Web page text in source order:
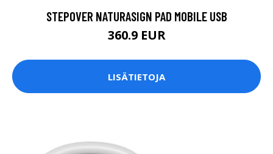
STEPOVER NATURASIGN PAD MOBILE USB
360.9 EUR
LISÄTIETOJA